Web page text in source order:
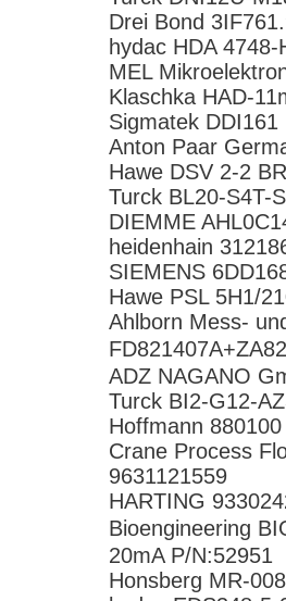
Drei Bond
hydac HDA
MEL
Klaschka HAD-
Sigmatek DDI161
Anton Paar
Hawe DSV 2-2
Turck BL20-S4T-
DIEMME
heidenhain
SIEMENS
Hawe PSL 5H1/
Ahlborn Mess-
ADZ NAGANO
Turck BI2-G12-
Hoffmann
Crane Process
9631121559
HARTING
Bioengineering
20mA P/N:52951
Honsberg MR-